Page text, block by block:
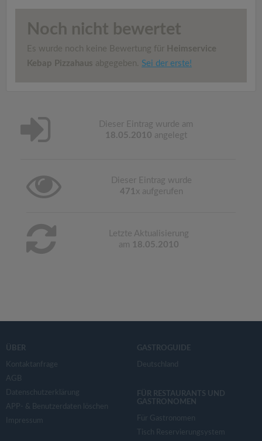
Noch nicht bewertet
Es wurde noch keine Bewertung für Heimservice
Kebap Pizzahaus abgegeben. Sei der erste!
Dieser Eintrag wurde am
18.05.2010 angelegt
Dieser Eintrag wurde
471 x aufgerufen
Letzte Aktualisierung
am 18.05.2010
ÜBER
Kontaktanfrage
AGB
Datenschutzerklärung
APP- & Benutzerdaten löschen
Impressum
GASTROGUIDE
Deutschland
FÜR RESTAURANTS UND
GASTRONOMEN
Für Gastronomen
Tisch Reservierungsystem